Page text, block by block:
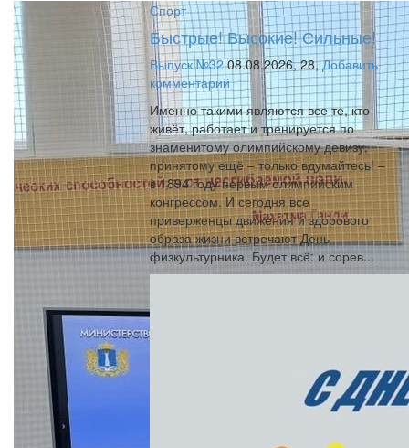
Спорт
Быстрые! Высокие! Сильные!
Выпуск №32 08.08.2026, 28, Добавить
комментарий
Именно такими являются все те, кто
живёт, работает и тренируется по
знаменитому олимпийскому девизу,
принятому ещё – только вдумайтесь! –
в 1894 году первым олимпийским
конгрессом. И сегодня все
приверженцы движения и здорового
образа жизни встречают День
физкультурника. Будет всё: и сорев...